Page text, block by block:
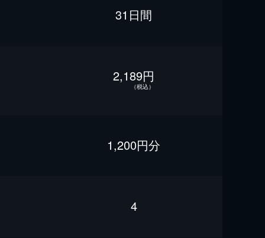
31日間
2,189円
（税込）
1,200円分
4